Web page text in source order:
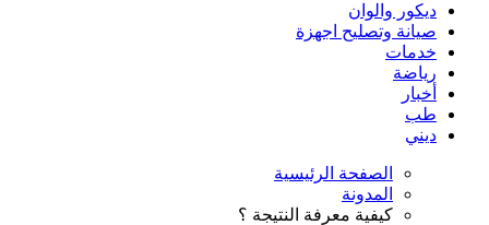
ديكور والوان
صيانة وتصليح اجهزة
خدمات
رياضة
أخبار
طب
ديني
الصفحة الرئيسية
المدونة
كيفية معرفة النتيجة ؟